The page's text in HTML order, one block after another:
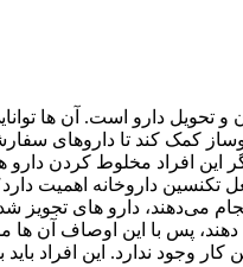
تحویل دارو است. آن ها
کمک کند تا داروهای
افراد مخلوط کردن دارو
داروخانه اهمیت
می‌دهند، دارو های
پس با این اوصاف آن ها
وجود ندارد. این افراد